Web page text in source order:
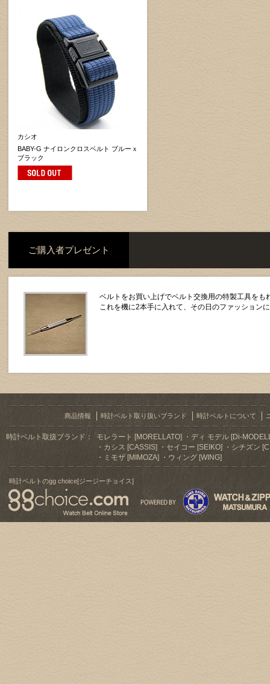
カシオ
BABY-G ナイロンクロスベルト ブルーｘ
ブラック
ご購入者プレゼント
ベルトをお買い上げでベルト交換用の特製工具をも
これを機に2本手に入れて、その日のファッション
商品情報 時計ベルト取り扱いブランド 時計ベルトについて
時計ベルト取扱ブランド： モレラート [MORELLATO]
ディ モデル [Di-
カシス [CASSIS]
セイコー [SEIKO]
シチズン
ミモザ [MIMOZA]
ウィング [WING]
時計ベルトのgg choice[ジージーチョイス]